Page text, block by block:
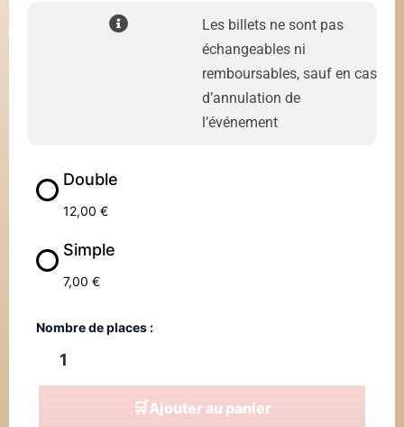
Les billets ne sont pas
échangeables ni
remboursables, sauf en cas
d’annulation de
l’événement
Double
12,00 €
Simple
7,00 €
Ajouter au panier